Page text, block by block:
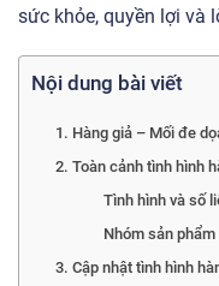
sức khỏe, quyền lợi và
Nội dung bài viết
1. Hàng giả – Mối đe
2. Toàn cảnh tình hình
Tình hình và số
Nhóm sản
3. Cập nhật tình hình